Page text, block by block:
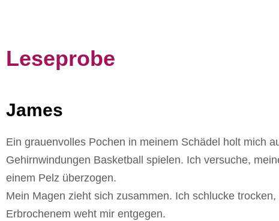
Leseprobe
James
Ein grauenvolles Pochen in meinem Schädel holt mich
Gehirnwindungen Basketball spielen. Ich versuche,
einem Pelz überzogen.
Mein Magen zieht sich zusammen. Ich schlucke
Erbrochenem weht mir entgegen.